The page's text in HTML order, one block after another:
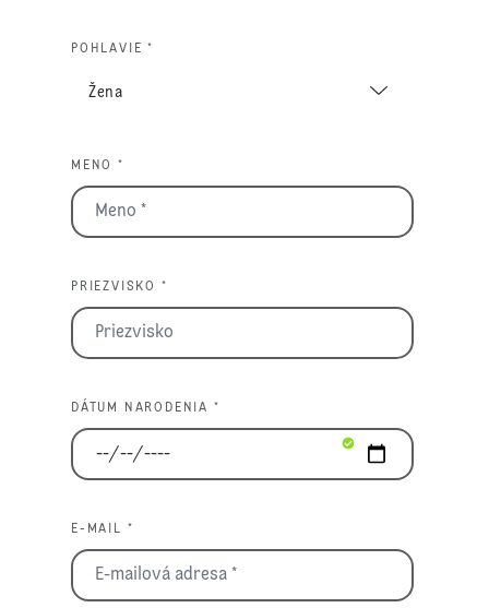
POHLAVIE *
MENO *
PRIEZVISKO *
DÁTUM NARODENIA *
E-MAIL *